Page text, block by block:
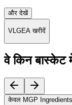
और देखें
VLGEA खरीदें
वे किन बास्केट
केवल MGP